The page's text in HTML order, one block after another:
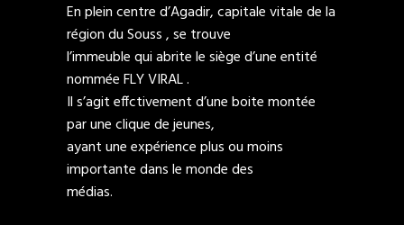
En plein centre d’Agadir, capitale vitale de la
région du Souss , se trouve
l’immeuble qui abrite le siège d’une entité
nommée FLY VIRAL .
Il s’agit effctivement d’une boite montée
par une clique de jeunes,
ayant une expérience plus ou moins
importante dans le monde des
médias.